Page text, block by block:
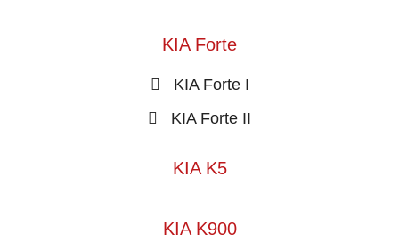
KIA Forte
KIA Forte I
KIA Forte II
KIA K5
KIA K900